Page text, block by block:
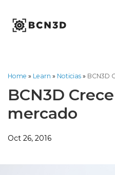
content
Home » Learn » Noticias » BCN3D
BCN3D
mercado
Oct 26, 2016